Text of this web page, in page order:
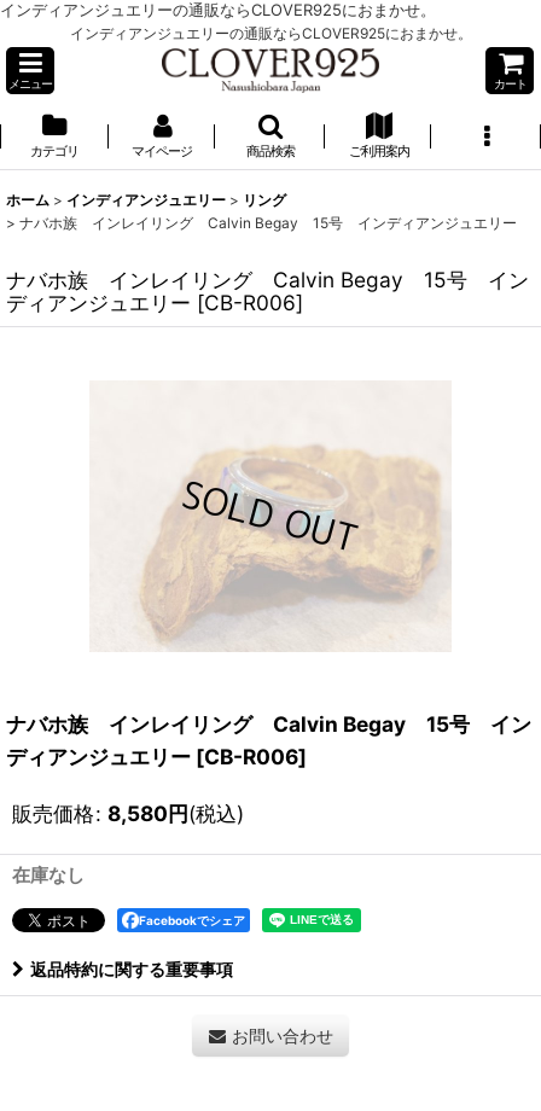
インディアンジュエリーの通販ならCLOVER925におまかせ。
インディアンジュエリーの通販ならCLOVER925におまかせ。
メニュー カート
カテゴリ マイページ 商品検索 ご利用案内
ホーム > インディアンジュエリー > リング
> ナバホ族 インレイリング Calvin Begay 15号 インディアンジュエリー
ナバホ族 インレイリング Calvin Begay 15号 イン
ディアンジュエリー [CB-R006]
ナバホ族 インレイリング Calvin Begay 15号 イン
ディアンジュエリー [CB-R006]
販売価格: 8,580円(税込)
在庫なし
Facebookでシェア
返品特約に関する重要事項
お問い合わせ